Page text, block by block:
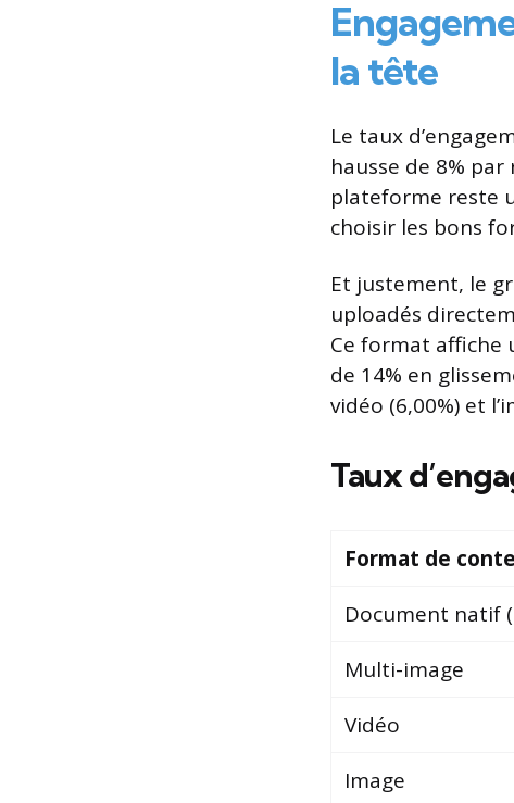
la tête
Le taux
hausse de 8%
plateforme reste
choisir les bons
Et justement, le
uploadés
Ce format affiche
de 14% en
vidéo (6,00%) et
Taux
Format de
Document natif
Multi-image
Vidéo
Image